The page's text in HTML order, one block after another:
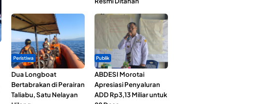
Peristiwa
Dua Longboat
Bertabrakan di Perairan
Taliabu, Satu Nelayan
Publik
ABDESI Morotai
Apresiasi Penyaluran
ADD Rp3,13 Miliar untuk